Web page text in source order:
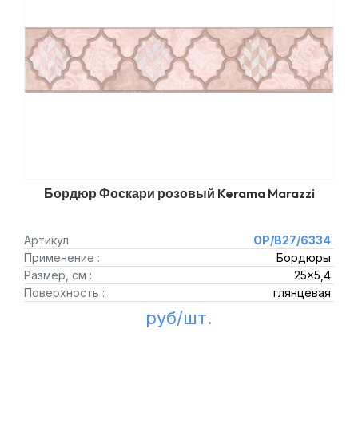
Бордюр Фоскари розовый Kerama Marazzi
Артикул
OP/B27/6334
Применение :
Бордюры
Размер, см :
25x5,4
Поверхность :
глянцевая
руб/шт.